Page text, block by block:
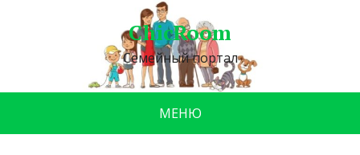
ChicRoom
Семейный портал
МЕНЮ